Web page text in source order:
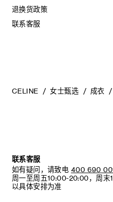
退换货政策
联系客服
CELINE 女士甄选 成衣
联系客服
如有疑问，请致电 400 690
周一至周五10:00-20:00，周末
以具体安排为准